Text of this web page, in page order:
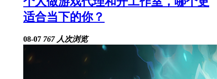
适合当下的你？
08-07 767 人次浏览